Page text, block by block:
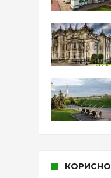
КОРИСНО